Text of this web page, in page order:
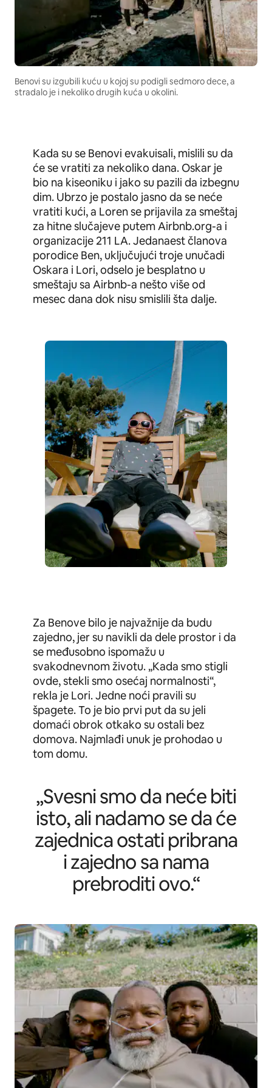
Benovi su izgubili kuću u kojoj su podigli sedmoro dece, a
stradalo je i nekoliko drugih kuća u okolini.
Kada su se Benovi evakuisali, mislili su da
će se vratiti za nekoliko dana. Oskar je
bio na kiseoniku i jako su pazili da izbegnu
dim. Ubrzo je postalo jasno da se neće
vratiti kući, a Loren se prijavila za smeštaj
za hitne slučajeve putem Airbnb.org-a i
organizacije 211 LA. Jedanaest članova
porodice Ben, uključujući troje unučadi
Oskara i Lori, odselo je besplatno u
smeštaju sa Airbnb-a nešto više od
mesec dana dok nisu smislili šta dalje.
Za Benove bilo je najvažnije da budu
zajedno, jer su navikli da dele prostor i da
se međusobno ispomažu u
svakodnevnom životu. „Kada smo stigli
ovde, stekli smo osećaj normalnosti“,
rekla je Lori. Jedne noći pravili su
špagete. To je bio prvi put da su jeli
domaći obrok otkako su ostali bez
domova. Najmlađi unuk je prohodao u
tom domu.
„Svesni smo da neće biti
isto, ali nadamo se da će
zajednica ostati pribrana
i zajedno sa nama
prebroditi ovo.“